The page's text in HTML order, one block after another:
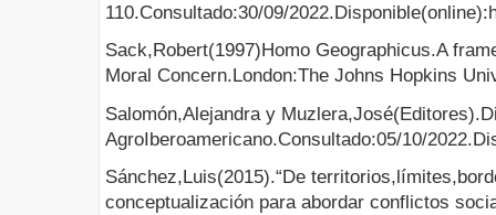
110.Consultado:30/09/
Sack,Robert(1997)Homo Geographicus.A
Moral Concern.London:The Johns Hopkins
Salomón,Alejandra y
AgroIberoamericano.Consultado:05/10/
Sánchez,Luis(2015).“De
conceptualización para abordar conflictos